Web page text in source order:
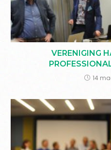
VERENIGING
14